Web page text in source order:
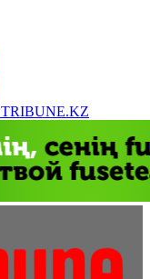
TRIBUNE.KZ